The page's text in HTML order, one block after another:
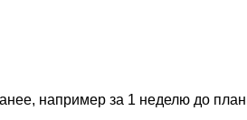
например за 1 неделю до